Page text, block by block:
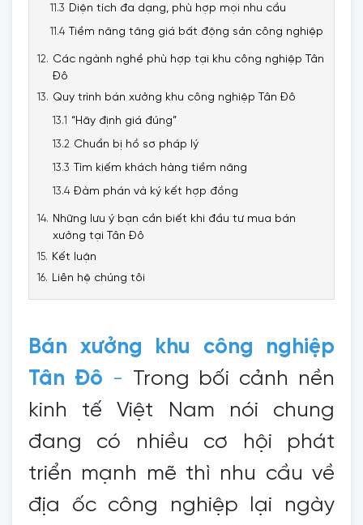
Diện tích đa dạng, phù hợp mọi nhu cầu
Tiềm năng tăng giá bất động sản công nghiệp
Các ngành nghề phù hợp tại khu công nghiệp Tân
Đô
Quy trình bán xưởng khu công nghiệp Tân Đô
“Hãy định giá đúng”
Chuẩn bị hồ sơ pháp lý
Tìm kiếm khách hàng tiềm năng
Đàm phán và ký kết hợp đồng
Những lưu ý bạn cần biết khi đầu tư mua bán
xưởng tại Tân Đô
Kết luận
Liên hệ chúng tôi
Bán xưởng khu công nghiệp
Tân Đô - Trong bối cảnh nền
kinh tế Việt Nam nói chung
đang có nhiều cơ hội phát
triển mạnh mẽ thì nhu cầu về
địa ốc công nghiệp lại ngày